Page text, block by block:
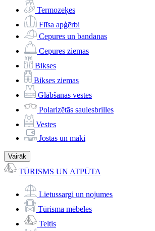
Termozeķes
Flīsa apģērbi
Cepures un bandanas
Cepures ziemas
Bikses
Bikses ziemas
Glābšanas vestes
Polarizētās saulesbrilles
Vestes
Jostas un maki
Vairāk
TŪRISMS UN ATPŪTA
Lietussargi un nojumes
Tūrisma mēbeles
Teltis